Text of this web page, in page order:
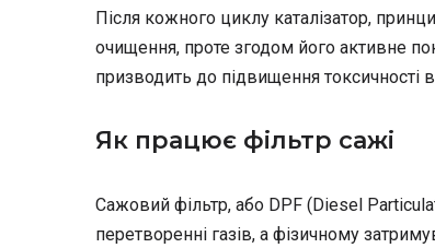
Після кожного циклу каталізатор,
очищення, проте згодом його активне
призводить до підвищення токсичності
Як працює фільтр сажі
Сажовий фільтр, або DPF (Diesel
перетворенні газів, а фізичному